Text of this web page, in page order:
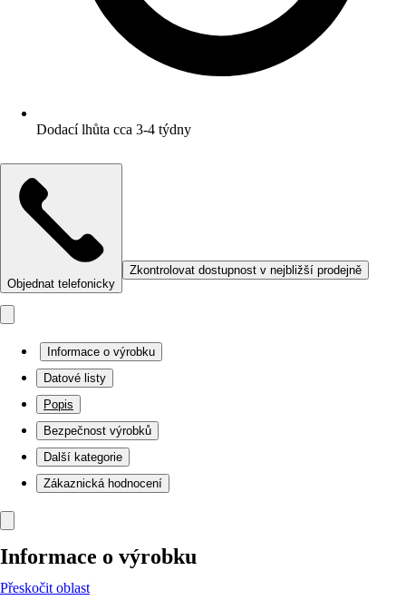
Dodací lhůta cca 3-4 týdny
Objednat telefonicky
Zkontrolovat dostupnost v nejbližší prodejně
Informace o výrobku
Datové listy
Popis
Bezpečnost výrobků
Další kategorie
Zákaznická hodnocení
Informace o výrobku
Přeskočit oblast